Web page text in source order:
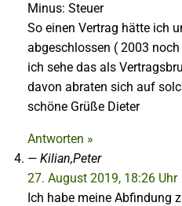
Minus: Steuer
So einen Vertrag hätte ich
abgeschlossen ( 2003
ich sehe das als
davon abraten sich auf
schöne Grüße Dieter
Antworten »
Kilian,Peter
27. August 2019, 18:26 Uhr
Ich habe meine Abfindung